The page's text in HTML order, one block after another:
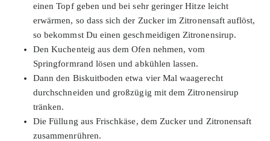
einen Topf geben und bei sehr geringer Hitze leicht
erwärmen, so dass sich der Zucker im Zitronensaft auflöst,
so bekommst Du einen geschmeidigen Zitronensirup.
Den Kuchenteig aus dem Ofen nehmen, vom
Springformrand lösen und abkühlen lassen.
Dann den Biskuitboden etwa vier Mal waagerecht
durchschneiden und großzügig mit dem Zitronensirup
tränken.
Die Füllung aus Frischkäse, dem Zucker und Zitronensaft
zusammenrühren.